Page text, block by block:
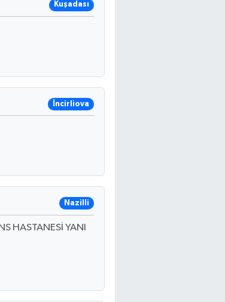
Kuşadası
İncirliova
Nazilli
HASTANESİ YANI